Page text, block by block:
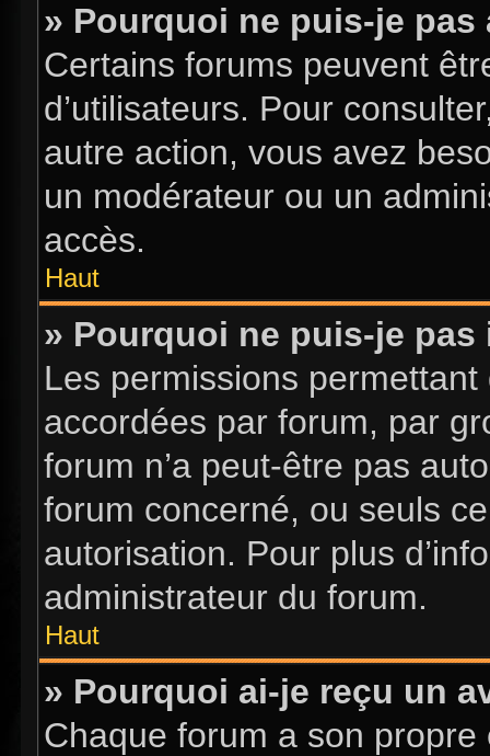
» Pourquoi ne puis-je
Certains forums peuvent
d’utilisateurs. Pour
autre action, vous avez
un modérateur ou un
accès.
Haut
» Pourquoi ne puis-je
Les permissions
accordées par forum, par
forum n’a peut-être pas
forum concerné, ou seuls
autorisation. Pour plus
administrateur du forum.
Haut
» Pourquoi ai-je reçu un
Chaque forum a son